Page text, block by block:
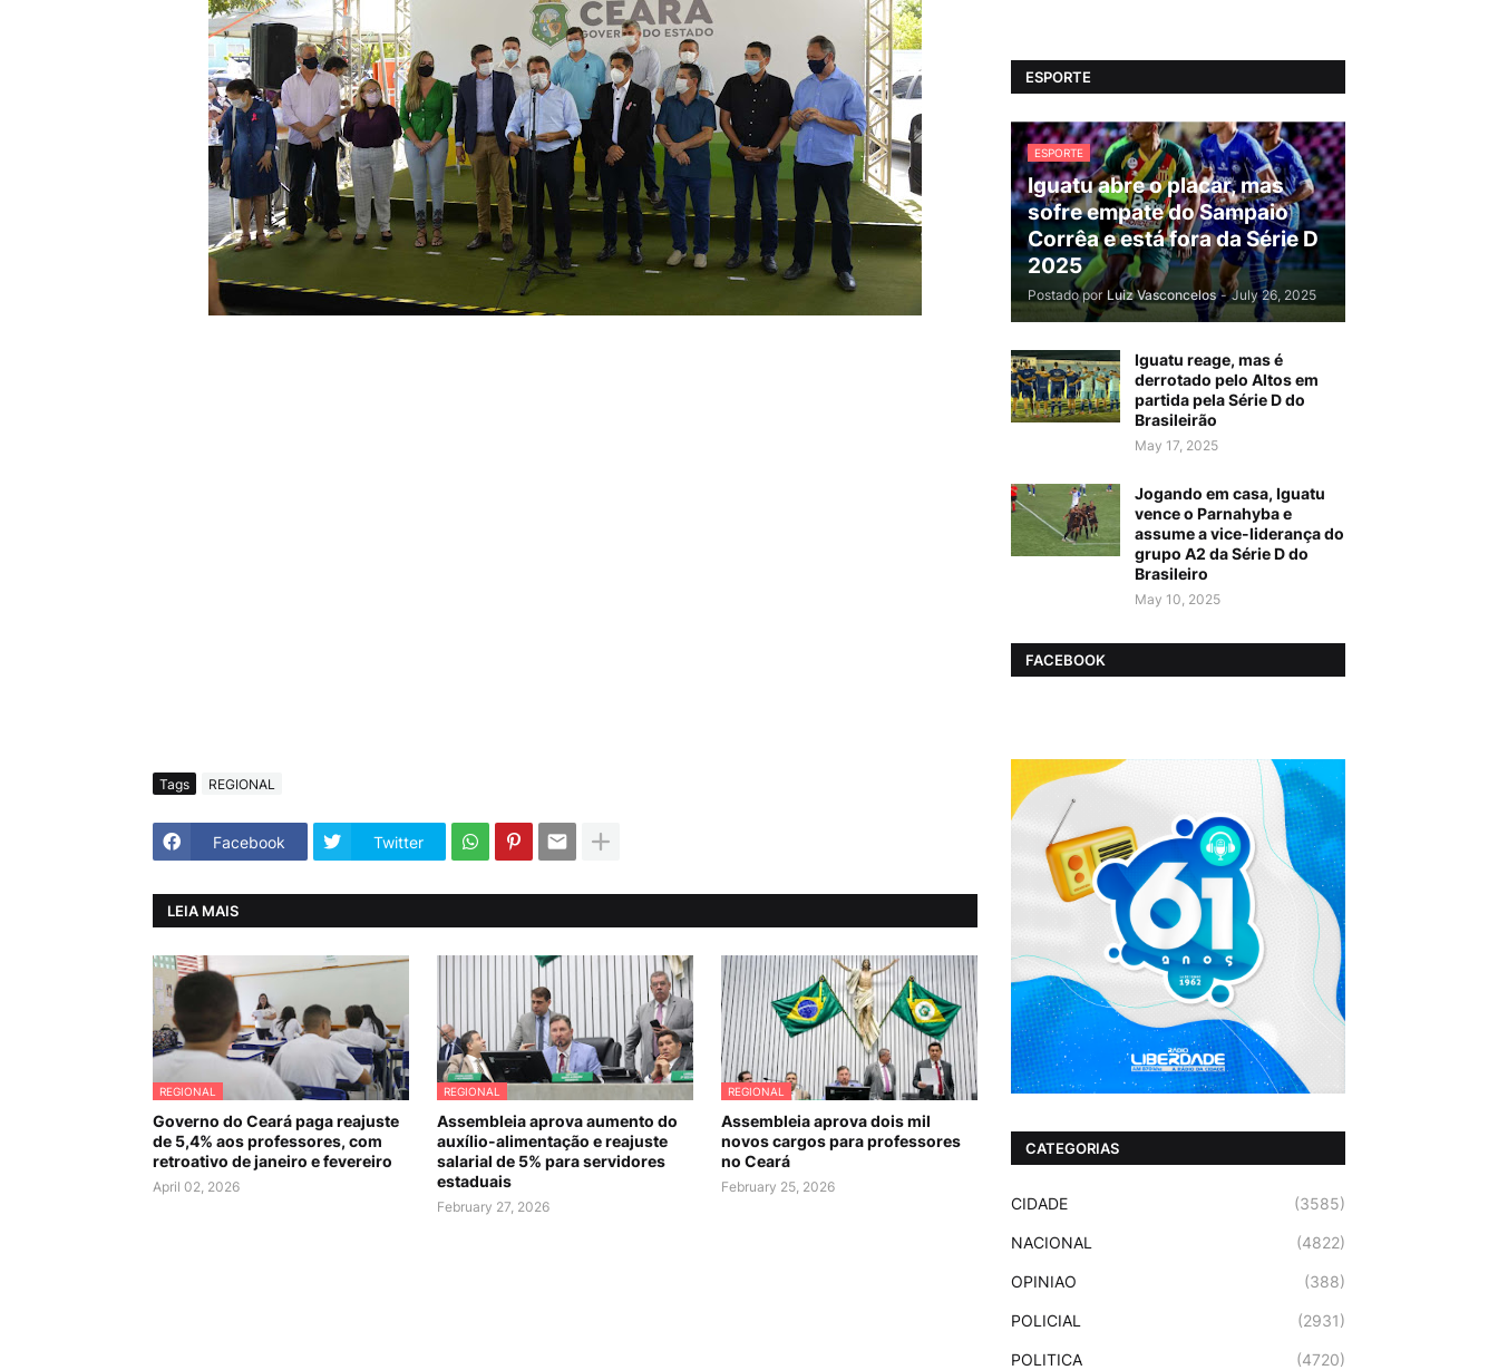
Tags REGIONAL
Facebook Twitter
LEIA MAIS
REGIONAL
Governo do Ceará paga reajuste
de 5,4% aos professores, com
retroativo de janeiro e fevereiro
April 02, 2026
REGIONAL
Assembleia aprova aumento do
auxílio-alimentação e reajuste
salarial de 5% para servidores
estaduais
February 27, 2026
REGIONAL
Assembleia aprova dois mil
novos cargos para professores
no Ceará
February 25, 2026
ESPORTE
ESPORTE
Iguatu abre o placar, mas
sofre empate do Sampaio
Corrêa e está fora da Série D
2025
Postado por Luiz Vasconcelos - July 26, 2025
Iguatu reage, mas é
derrotado pelo Altos em
partida pela Série D do
Brasileirão
May 17, 2025
Jogando em casa, Iguatu
vence o Parnahyba e
assume a vice-liderança do
grupo A2 da Série D do
Brasileiro
May 10, 2025
FACEBOOK
CATEGORIAS
CIDADE (3585)
NACIONAL (4822)
OPINIAO (388)
POLICIAL (2931)
POLITICA (4720)